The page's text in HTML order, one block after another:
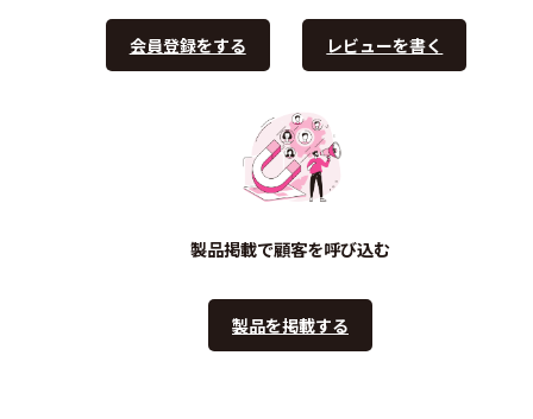
会員登録をする レビューを書く
製品掲載で顧客を呼び込む
製品を掲載する